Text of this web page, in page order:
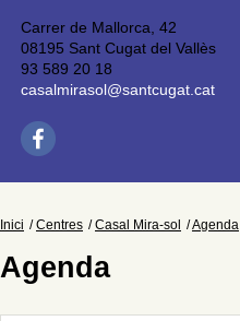
Carrer de Mallorca, 42
08195 Sant Cugat del Vallès
93 589 20 18
casalmirasol@santcugat.cat
Inici Centres Casal Mira-sol Agenda
Agenda